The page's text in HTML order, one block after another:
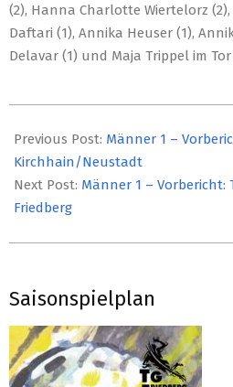
(2), Hanna Charlotte Wiertelorz (2),
Daftari (1), Annika Heuser (1),
Delavar (1) und Maja Trippel im Tor
12-
05
Previous Post: Männer 1 –
Kirchhain/Neustadt
Next Post: Männer 1 – Vorbericht:
Friedberg
Saisonspielplan